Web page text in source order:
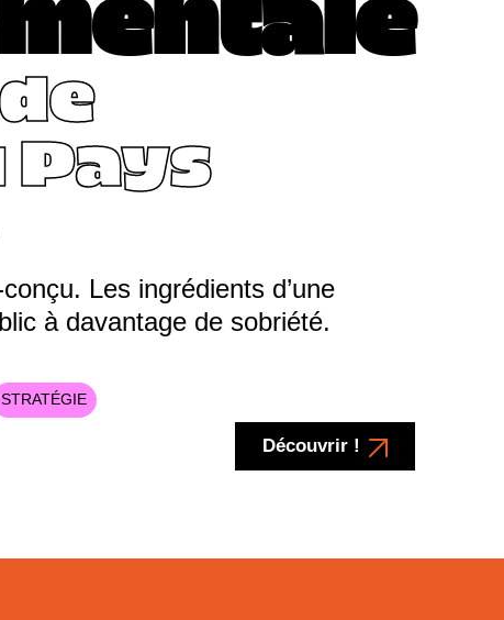
Pays
Les ingrédients d’une
à davantage de sobriété.
STRATÉGIE
Découvrir !